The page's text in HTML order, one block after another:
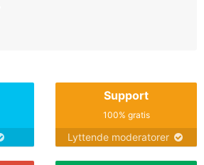
Support
100% gratis
Lyttende moderatorer